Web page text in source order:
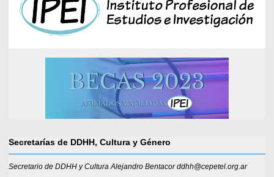
Secretarías de DDHH, Cultura y Género
Secretario de DDHH y Cultura Alejandro Bentacor ddhh@cepetel.org.ar